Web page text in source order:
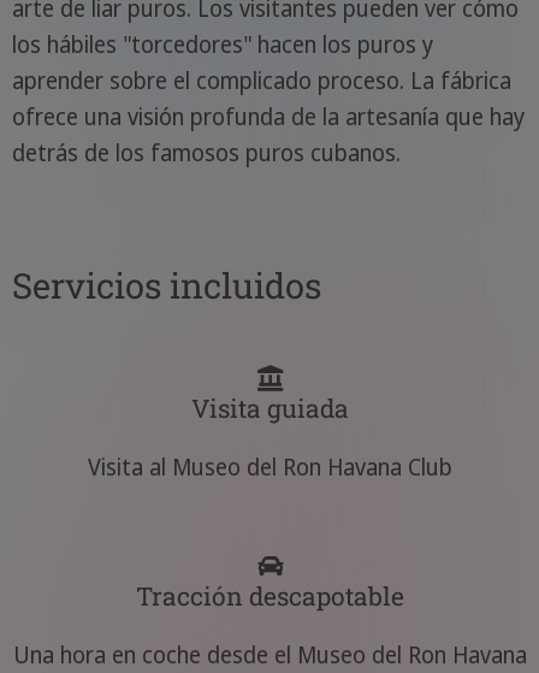
arte de liar puros. Los visitantes pueden ver cómo
los hábiles "torcedores" hacen los puros y
aprender sobre el complicado proceso. La fábrica
ofrece una visión profunda de la artesanía que hay
detrás de los famosos puros cubanos.
Servicios incluidos
Visita guiada
Visita al Museo del Ron Havana Club
Tracción descapotable
Una hora en coche desde el Museo del Ron Havana